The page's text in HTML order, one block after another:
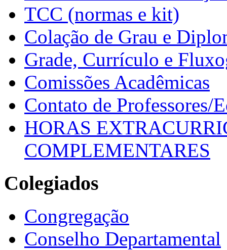
TCC (normas e kit)
Colação de Grau e
Grade, Currículo e
Comissões Acadêmicas
Contato de Professores/
HORAS
COMPLEMENTARES
Colegiados
Congregação
Conselho Departamental